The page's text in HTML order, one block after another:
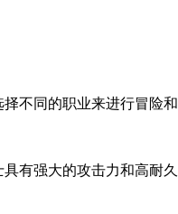
同的职业来进行冒险
强大的攻击力和高耐